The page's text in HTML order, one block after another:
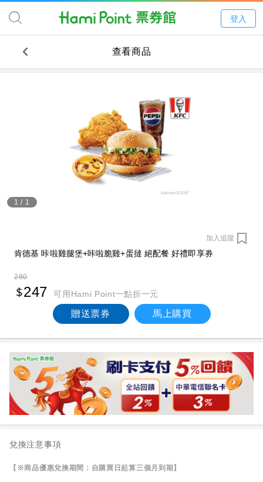
登入
查看商品
1 / 1
加入追蹤
肯德基 咔啦雞腿堡+咔啦脆雞+蛋撻 絕配餐 好禮即享券
280
247 可用Hami Point一點折一元
贈送票券 馬上購買
兌換注意事項
【※商品優惠兌換期間：自購買日起算三個月到期】